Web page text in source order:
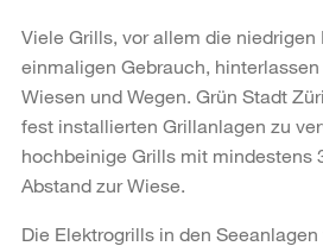
Viele Grills, vor allem die niedrigen
einmaligen Gebrauch,
Wiesen und Wegen. Grün Stadt
fest installierten Grillanlagen zu
hochbeinige Grills mit mindestens
Abstand zur Wiese.
Die Elektrogrills in den